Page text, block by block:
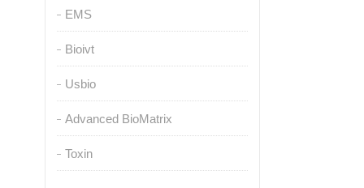
EMS
Bioivt
Usbio
Advanced BioMatrix
Toxin